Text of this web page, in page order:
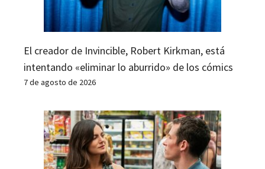
El creador de Invincible, Robert Kirkman, está
intentando «eliminar lo aburrido» de los cómics
7 de agosto de 2026